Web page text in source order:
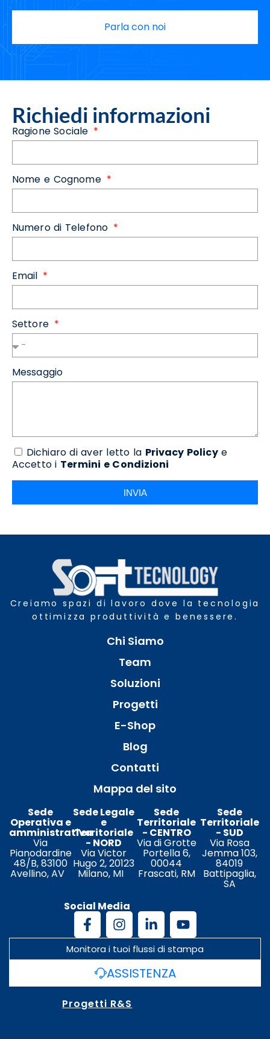
Parla con noi
Richiedi informazioni
Ragione Sociale
Nome e Cognome
Numero di Telefono
Email
Settore
Messaggio
Dichiaro di aver letto la Privacy Policye
Accetto i Termini e Condizioni
INVIA
Creiamo spazi di lavoro dove la tecnologia
ottimizza produttività e benessere.
Chi Siamo
Team
Soluzioni
Progetti
E-Shop
Blog
Contatti
Mappa del sito
Sede
Operativa e
amministrativa
Via
Pianodardine
48/B, 83100
Avellino, AV
Sede Legale
e
Territoriale
- NORD
Via Victor
Hugo 2, 20123
Milano, MI
Sede
Territoriale
- CENTRO
Via di Grotte
Portella 6,
00044
Frascati, RM
Sede
Territoriale
- SUD
Via Rosa
Jemma 103,
84019
Battipaglia,
SA
Social Media
Monitora i tuoi flussi di stampa
ASSISTENZA
Progetti R&S